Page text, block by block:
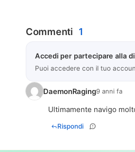
Commenti 1
Accedi per partecipare alla
Puoi accedere con il tuo
DaemonRaging9 anni fa
Ultimamente navigo
Rispondi